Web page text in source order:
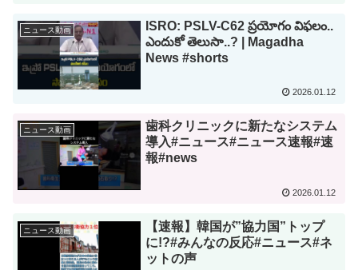
ニュース動画
ISRO: PSLV-C62 ప్రయోగం విఫలం..
ఎందుకో తెలుసా..? | Magadha
News #shorts
2026.01.12
ニュース動画
歯科クリニックに新たなシステム
導入#ニュース#ニュース速報#速
報#news
2026.01.12
ニュース動画
【速報】韓国が”協力国”トップ
に!?#みんなの反応#ニュース#ネ
ットの声